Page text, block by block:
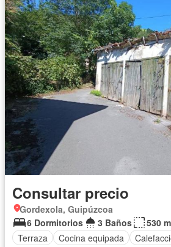
Consultar precio
Gordexola, Guipúzcoa
6 Dormitorios
3 Baños
530
Terraza
Cocina equipada